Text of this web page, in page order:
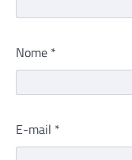
Nome *
E-mail *